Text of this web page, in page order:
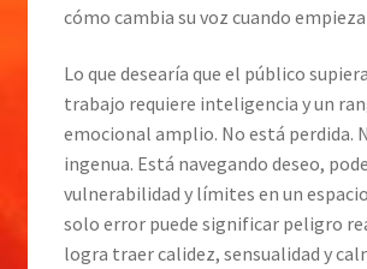
cómo cambia su voz cuando
Lo que desearía que el público
trabajo requiere inteligencia y un
emocional amplio. No está perdida.
ingenua. Está navegando deseo,
vulnerabilidad y límites en un
solo error puede significar peligro
logra traer calidez, sensualidad y